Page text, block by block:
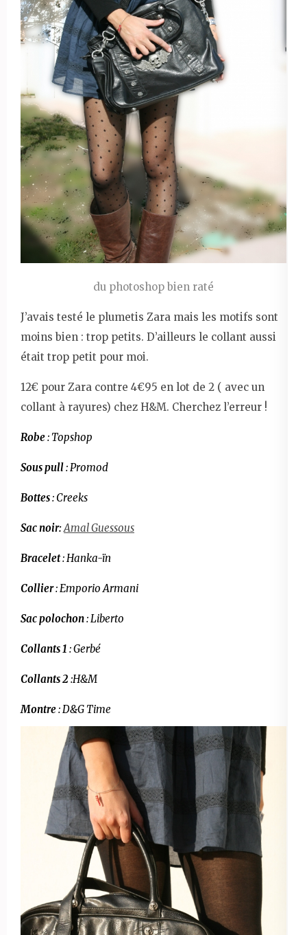
du photoshop bien raté
J’avais testé le plumetis Zara mais les motifs sont
moins bien : trop petits. D’ailleurs le collant aussi
était trop petit pour moi.
12€ pour Zara contre 4€95 en lot de 2 ( avec un
collant à rayures) chez H&M. Cherchez l’erreur !
Robe: Topshop
Sous pull: Promod
Bottes: Creeks
Sac noir:Amal Guessous
Bracelet: Hanka-ïn
Collier: Emporio Armani
Sac polochon: Liberto
Collants 1 : Gerbé
Collants 2 :H&M
Montre: D&G Time